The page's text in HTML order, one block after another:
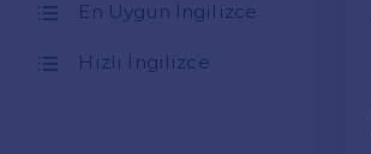
En Uygun İngilizce
Hızlı İngilizce